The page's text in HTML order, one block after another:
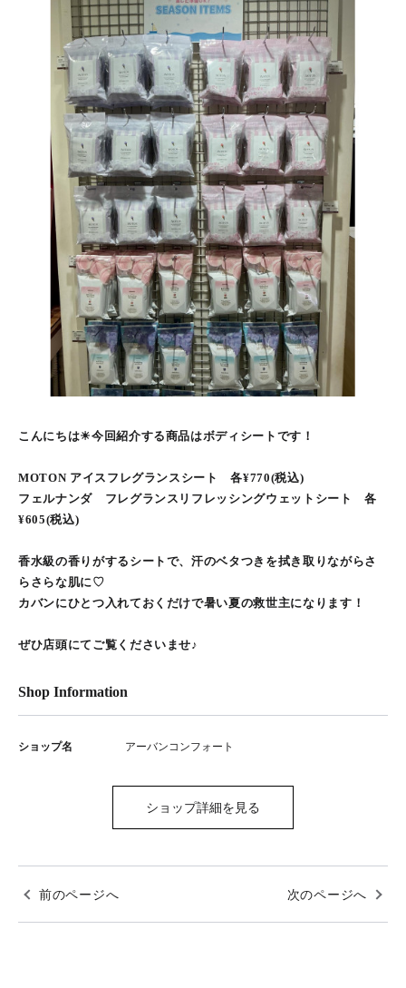
こんにちは☀︎今回紹介する商品はボディシートです！
MOTON アイスフレグランスシート 各¥770(税込)
フェルナンダ フレグランスリフレッシングウェットシート 各
¥605(税込)
香水級の香りがするシートで、汗のベタつきを拭き取りながらさ
らさらな肌に♡
カバンにひとつ入れておくだけで暑い夏の救世主になります！
ぜひ店頭にてご覧くださいませ♪
Shop Information
ショップ名 アーバンコンフォート
ショップ詳細を見る
前のページへ 次のページへ